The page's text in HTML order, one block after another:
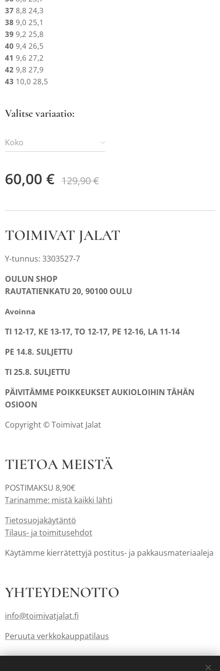
37 8,8 24,3
38 9,0 25,1
39 9,2 25,8
40 9,4 26,5
41 9,6 27,2
42 9,8 27,9
43 10,0 28,5
Valitse variaatio:
Koko
60,00 € 129,90€
TOIMIVAT JALAT
Y-tunnus: 3303527-7
OULUN SHOP
RAUTATIENKATU 20, 90100 OULU
Avoinna
TI 12-17, KE 13-17, TO 12-17, PE 12-16, LA 11-14
PE 14.8. SULJETTU
TI 25.8. SULJETTU
PÄIVITÄMME POIKKEUKSET AUKIOLOIHIN TÄHÄN
OSIOON
Copyright © Toimivat Jalat
TIETOA MEISTÄ
POSTIMAKSU 8,90€
Tarinamme: mistä kaikki lähti
Tietosuojakäytäntö
Tilaus- ja toimitusehdot
Käytämme kierrätettyjä postitus- ja pakkausmateriaaleja
YHTEYDENOTTO
info@toimivatjalat.fi
Peruuta verkkokauppatilaus